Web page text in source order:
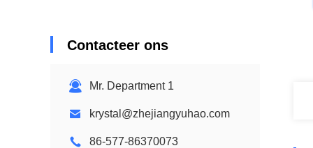
Contacteer ons
Mr. Department 1
krystal@zhejiangyuhao.com
86-577-86370073